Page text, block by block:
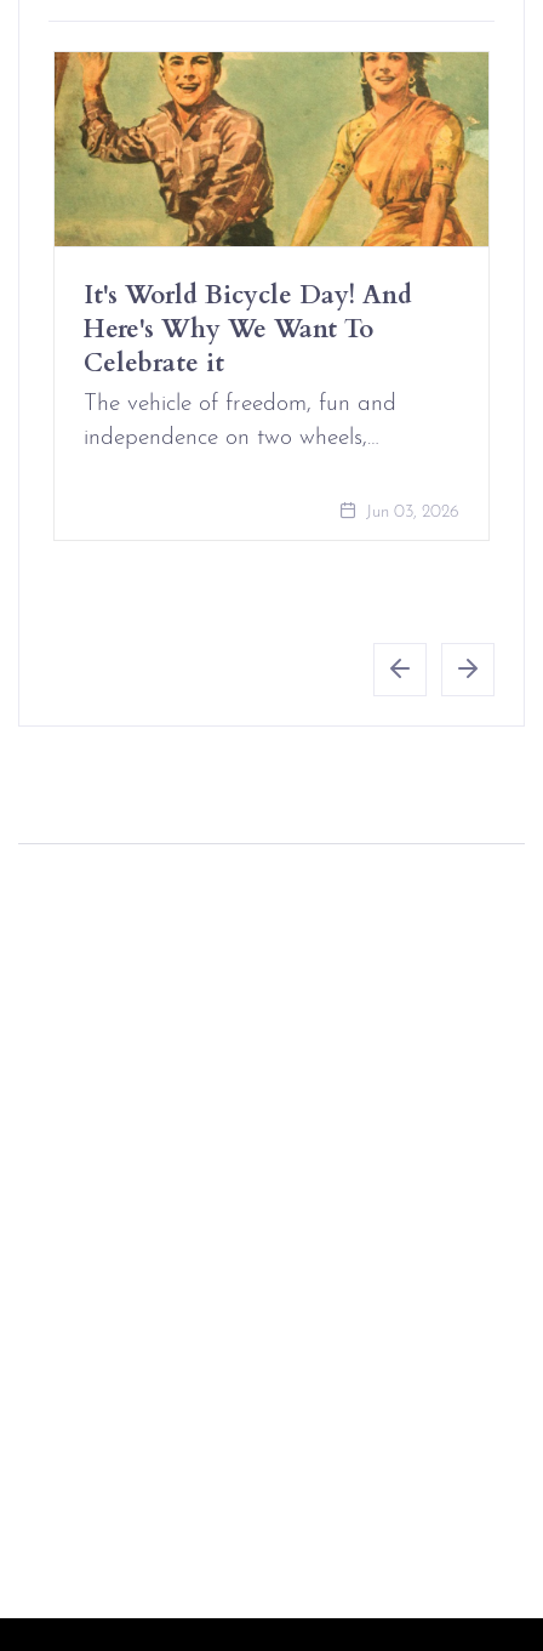
It's World Bicycle Day! And
Here's Why We Want To
Celebrate it
The vehicle of freedom, fun and
independence on two wheels,…
Jun 03, 2026